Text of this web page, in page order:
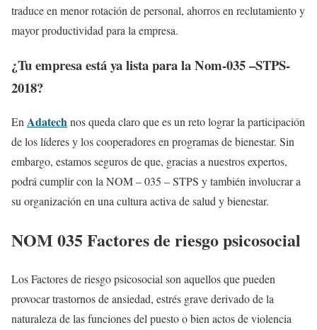
traduce en menor rotación de personal, ahorros en reclutamiento y
mayor productividad para la empresa.
¿Tu empresa está ya lista para la Nom-035 –STPS-
2018?
EnAdatechnos queda claro que es un reto lograr la participación
de los líderes y los cooperadores en programas de bienestar. Sin
embargo, estamos seguros de que, gracias a nuestros expertos,
podrá cumplir con la NOM – 035 – STPS y también involucrar a
su organización en una cultura activa de salud y bienestar.
NOM 035 Factores de riesgo psicosocial
Los Factores de riesgo psicosocial son aquellos que pueden
provocar trastornos de ansiedad, estrés grave derivado de la
naturaleza de las funciones del puesto o bien actos de violencia